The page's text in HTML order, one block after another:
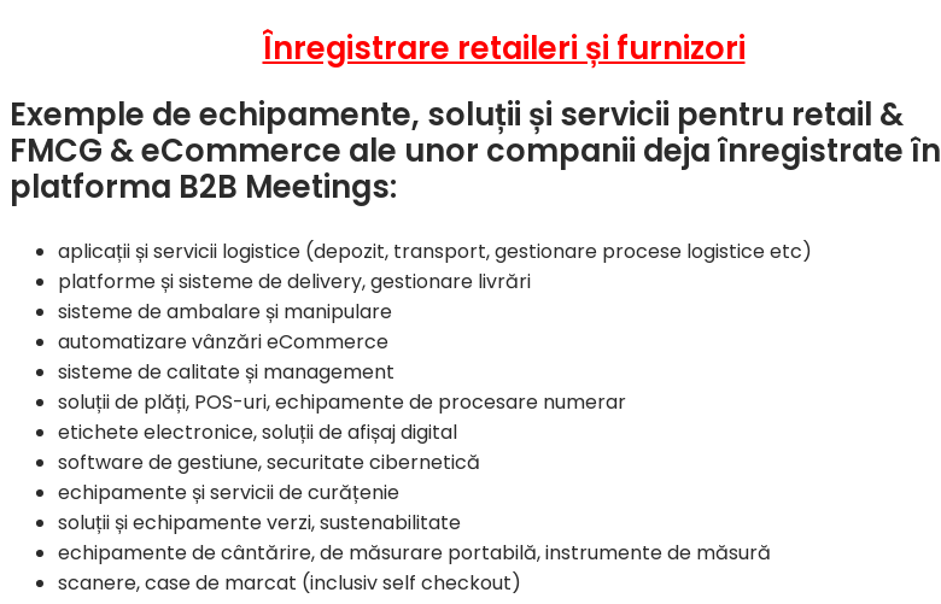
Înregistrare retaileri și furnizori
Exemple de echipamente, soluții și servicii pentru retail &
FMCG & eCommerce ale unor companii deja înregistrate în
platforma B2B Meetings:
aplicații și servicii logistice (depozit, transport, gestionare procese logistice etc)
platforme și sisteme de delivery, gestionare livrări
sisteme de ambalare și manipulare
automatizare vânzări eCommerce
sisteme de calitate și management
soluții de plăți, POS-uri, echipamente de procesare numerar
etichete electronice, soluții de afișaj digital
software de gestiune, securitate cibernetică
echipamente și servicii de curățenie
soluții și echipamente verzi, sustenabilitate
echipamente de cântărire, de măsurare portabilă, instrumente de măsură
scanere, case de marcat (inclusiv self checkout)